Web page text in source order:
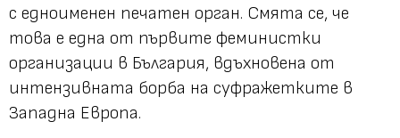
с едноименен печатен орган. Смята се, че
това е една от първите феминистки
организации в България, вдъхновена от
интензивната борба на суфражетките в
Западна Европа.